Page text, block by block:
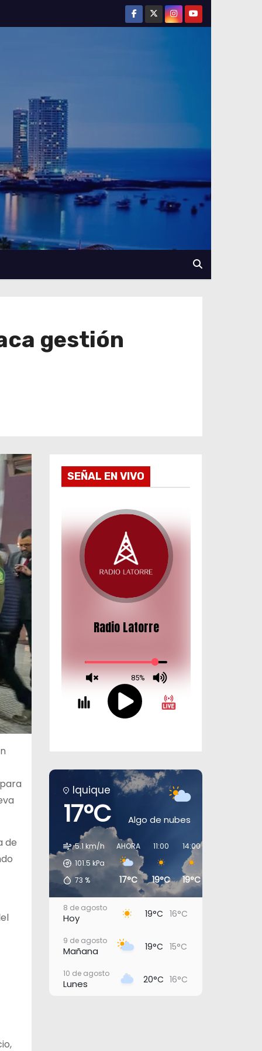
gestión
de
SEÑAL EN VIVO
Iquique
17°C Algo de nubes
5.1 km/h
101.5 kPa
73 %
AHORA
17°C
11:00
19°C
14:00
19°C
8 de agosto
Hoy 19°C 16°C
9 de agosto
Mañana 19°C 15°C
10 de agosto
Lunes 20°C 16°C